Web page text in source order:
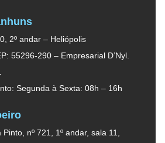
2º andar – Heliópolis
55296-290 – Empresarial D’Nyl.
Segunda à Sexta: 08h – 16h
nº 721, 1º andar, sala 11,